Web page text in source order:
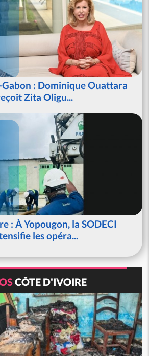
: Dominique Ouattara
Zita Oligu...
: À Yopougon, la SODECI
les opéra...
CÔTE D'IVOIRE